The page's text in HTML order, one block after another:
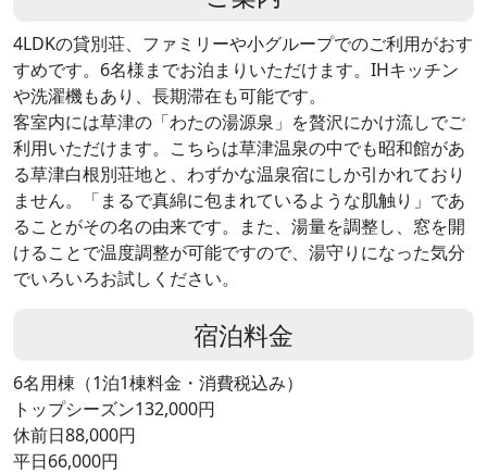
4LDKの貸別荘、ファミリーや小グループでのご利用がおす
すめです。6名様までお泊まりいただけます。IHキッチン
や洗濯機もあり、長期滞在も可能です。
客室内には草津の「わたの湯源泉」を贅沢にかけ流しでご
利用いただけます。こちらは草津温泉の中でも昭和館があ
る草津白根別荘地と、わずかな温泉宿にしか引かれており
ません。「まるで真綿に包まれているような肌触り」であ
ることがその名の由来です。また、湯量を調整し、窓を開
けることで温度調整が可能ですので、湯守りになった気分
でいろいろお試しください。
宿泊料金
6名用棟（1泊1棟料金・消費税込み）
トップシーズン132,000円
休前日88,000円
平日66,000円